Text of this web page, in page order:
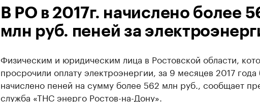
В РО в 2017г. начислено более
млн руб. пеней за
Физическим и юридическим лица в Ростовской области,
просрочили оплату электроэнергии, за 9 месяцев 2017
начислено пеней на сумму более 562 млн руб., сообщает
служба «ТНС энерго Ростов-на-Дону».